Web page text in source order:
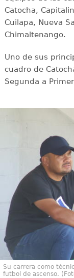
Catocha,
Cuilapa, Nueva
Chimaltenango.
Uno de sus
cuadro de
Segunda a
Su carrera como
futbol de ascenso.